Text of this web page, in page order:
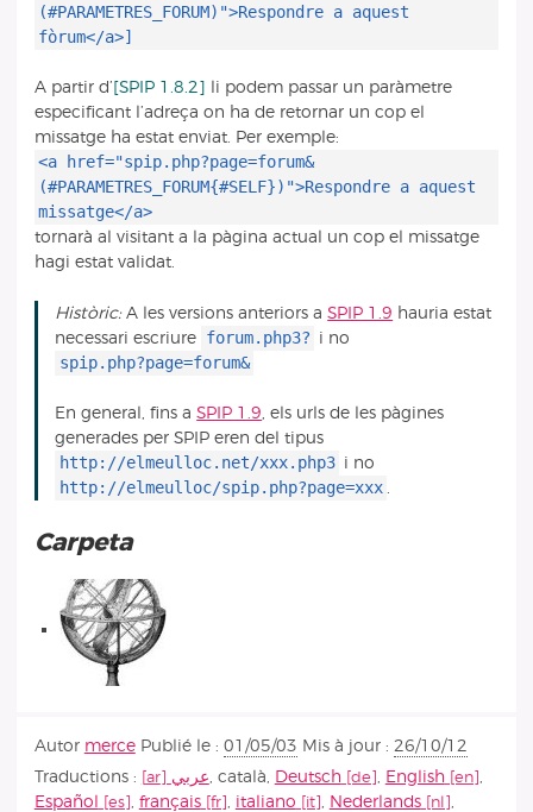
(#PARAMETRES_FORUM)">Respondre a aquest
fòrum</a>]
A partir d’ [SPIP 1.8.2]
li podem passar un paràmetre
especificant l’adreça on ha de retornar un cop el
missatge ha estat enviat. Per exemple:
<a href="spip.php?page=forum&
(#PARAMETRES_FORUM{#SELF})">Respondre a aquest
missatge</a>
tornarà al visitant a la pàgina actual un cop el missatge
hagi estat validat.
Històric:A les versions anteriors aSPIP 1.9 hauria estat
necessari escriure forum.php3? i no
spip.php?page=forum&
En general, fins aSPIP 1.9, els urls de les pàgines
generades per SPIP eren del tipus
http://elmeulloc.net/xxx.php3 i no
http://elmeulloc/spip.php?page=xxx .
Carpeta
Autor merce Publié le : 01/05/03 Mis à jour : 26/10/12
Traductions :
عربي català Deutsch English
Español
français italiano Nederlands